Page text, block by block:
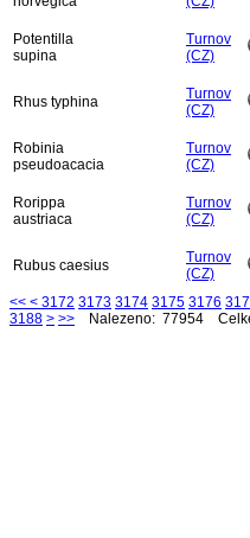
Potentilla
supina
Turnov
(CZ)
Rhus typhina
Turnov
(CZ)
Robinia
pseudoacacia
Turnov
(CZ)
Rorippa
austriaca
Turnov
(CZ)
Rubus caesius
Turnov
(CZ)
<< < 3172 3173 3174 3175 3176
3188 > >> Nalezeno: 77954